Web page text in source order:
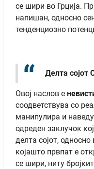
се шири во Грција.
напишан, односно
тенденциозно
Делта сојот
Овој наслов е
соодветствува со
манипулира и
одреден заклучок
делта сојот,
којашто првпат е
се шири, ниту